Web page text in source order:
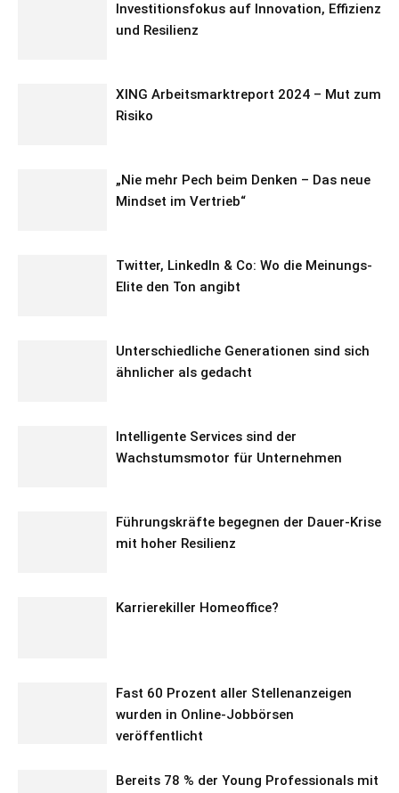
Investitionsfokus auf Innovation, Effizienz
und Resilienz
XING Arbeitsmarktreport 2024 – Mut zum
Risiko
„Nie mehr Pech beim Denken – Das neue
Mindset im Vertrieb“
Twitter, LinkedIn & Co: Wo die Meinungs-
Elite den Ton angibt
Unterschiedliche Generationen sind sich
ähnlicher als gedacht
Intelligente Services sind der
Wachstumsmotor für Unternehmen
Führungskräfte begegnen der Dauer-Krise
mit hoher Resilienz
Karrierekiller Homeoffice?
Fast 60 Prozent aller Stellenanzeigen
wurden in Online-Jobbörsen
veröffentlicht
Bereits 78 % der Young Professionals mit